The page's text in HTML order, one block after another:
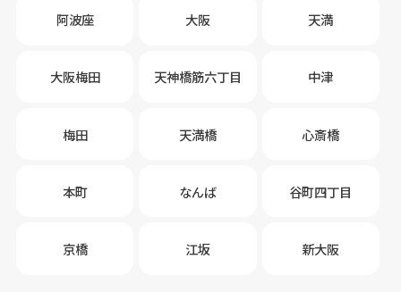
阿波座 大阪 天満
大阪梅田 天神橋筋六丁目 中津
梅田 天満橋 心斎橋
本町 なんば 谷町四丁目
京橋 江坂 新大阪